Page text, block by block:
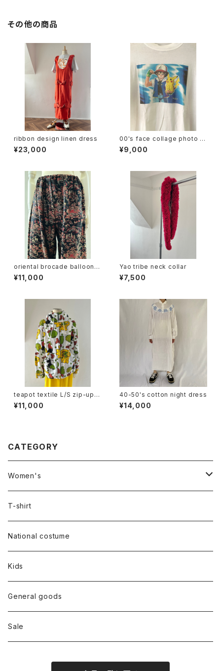
その他の商品
ribbon design linen dress
¥23,000
00's face collage photo te
e
¥9,000
oriental brocade balloon p
ants
¥11,000
Yao tribe neck collar
¥7,500
teapot textile L/S zip-up h
oodie
¥11,000
40-50's cotton night dress
¥14,000
CATEGORY
Women's
Outer
Dress
Tops
Bottoms
Shoes
T-shirt
National costume
Kids
General goods
Sale